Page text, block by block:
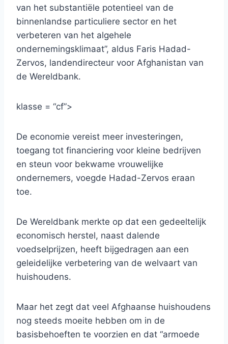
van het substantiële potentieel van de
binnenlandse particuliere sector en het
verbeteren van het algehele
ondernemingsklimaat”, aldus Faris Hadad-
Zervos, landendirecteur voor Afghanistan van
de Wereldbank.
klasse = “cf”>
De economie vereist meer investeringen,
toegang tot financiering voor kleine bedrijven
en steun voor bekwame vrouwelijke
ondernemers, voegde Hadad-Zervos eraan
toe.
De Wereldbank merkte op dat een gedeeltelijk
economisch herstel, naast dalende
voedselprijzen, heeft bijgedragen aan een
geleidelijke verbetering van de welvaart van
huishoudens.
Maar het zegt dat veel Afghaanse huishoudens
nog steeds moeite hebben om in de
basisbehoeften te voorzien en dat “armoede